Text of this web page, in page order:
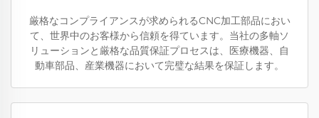
厳格なコンプライアンスが求められるCNC加工部品におい
て、世界中のお客様から信頼を得ています。当社の多軸ソ
リューションと厳格な品質保証プロセスは、医療機器、自
動車部品、産業機器において完璧な結果を保証します。